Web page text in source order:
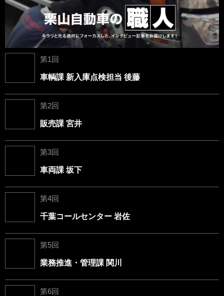
第1回
車輌課 新入庫点検担当 後藤
第2回
販売課 宮井
第3回
車両課 坂下
第4回
千葉コールセンター 岩佐
第5回
業務推進・管理課 関川
第6回